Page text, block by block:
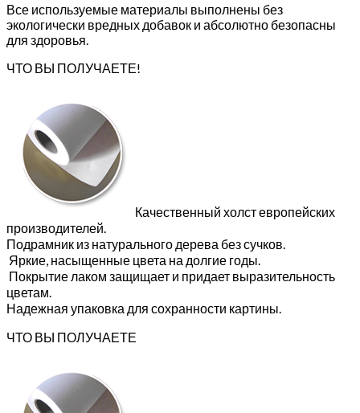
Все используемые материалы выполнены без
экологически вредных добавок и абсолютно безопасны
для здоровья.
ЧТО ВЫ ПОЛУЧАЕТЕ!
Качественный холст европейских
производителей.
Подрамник из натурального дерева без сучков.
Яркие, насыщенные цвета на долгие годы.
Покрытие лаком защищает и придает выразительность
цветам.
Надежная упаковка для сохранности картины.
ЧТО ВЫ ПОЛУЧАЕТЕ